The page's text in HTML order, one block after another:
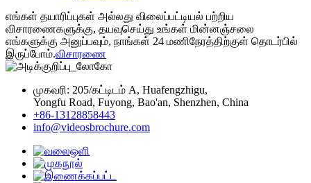
எங்கள் தயாரிப்புகள் அல்லது விலைப்பட்டியல் பற்றிய
விசாரணைகளுக்கு, தயவுசெய்து உங்கள் மின்னஞ்சலை
எங்களுக்கு அனுப்பவும், நாங்கள் 24 மணிநேரத்திற்குள் தொடர்பில்
இருப்போம்.விசாரணை
முகவரி: 205/கட்டிடம் A, Huafengzhigu,
Yongfu Road, Fuyong, Bao'an, Shenzhen, China
+86-13128858443
info@videosbrochure.com